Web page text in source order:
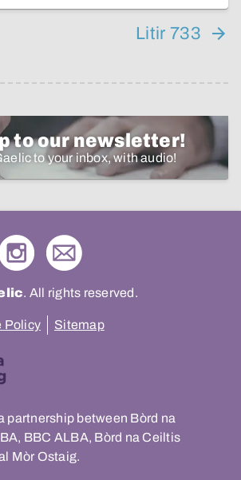
Litir 733
to our newsletter!
to your inbox, with audio!
. All rights reserved.
Policy Sitemap
partnership between Bòrd na
BBC ALBA, Bòrd na Ceiltis
Mòr Ostaig.